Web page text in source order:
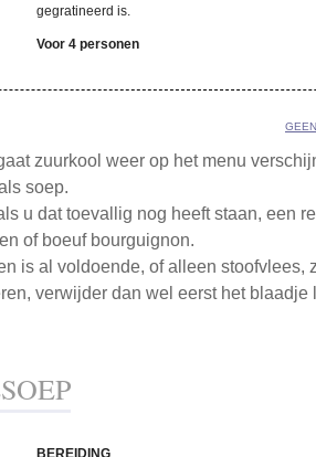
gegratineerd is.
Voor 4 personen
zuurkool weer op het menu
soep.
u dat toevallig nog heeft staan, een
of boeuf bourguignon.
is al voldoende, of alleen stoofvlees,
verwijder dan wel eerst het blaadje
BEREIDING